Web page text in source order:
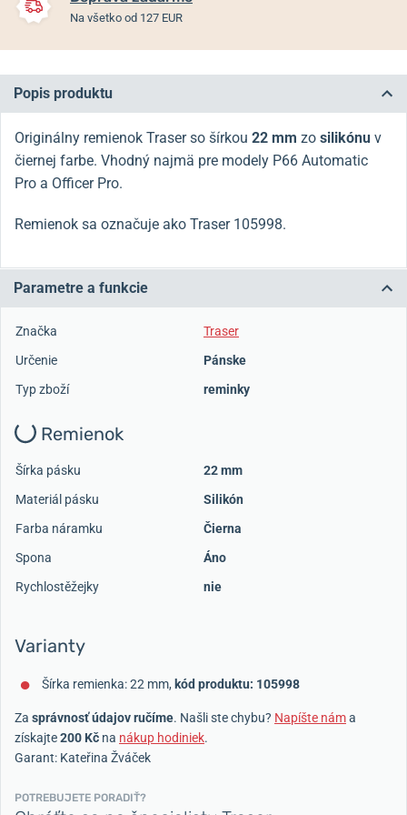
Na všetko od 127 EUR
Popis produktu
Originálny remienok Traser so šírkou 22 mm zo silikónu v
čiernej farbe. Vhodný najmä pre modely P66 Automatic
Pro a Officer Pro.
Remienok sa označuje ako Traser 105998.
Parametre a funkcie
Značka
Traser
Určenie
Pánske
Typ zboží
reminky
Remienok
Šírka pásku
22 mm
Materiál pásku
Silikón
Farba náramku
Čierna
Spona
Áno
Rychlostěžejky
nie
Varianty
Šírka remienka: 22 mm, kód produktu: 105998
Za správnosť údajov ručíme. Našli ste chybu? Napíšte náma
získajte200 Kč na nákup hodiniek.
Garant: Kateřina Žváček
POTREBUJETE PORADIŤ?